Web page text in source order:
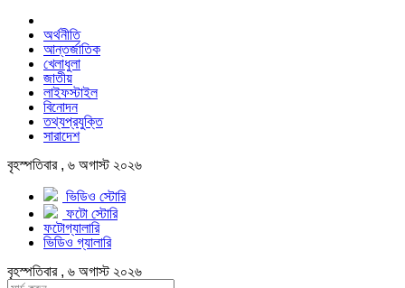
অর্থনীতি
আন্তর্জাতিক
খেলাধুলা
জাতীয়
লাইফস্টাইল
বিনোদন
তথ্যপ্রযুক্তি
সারাদেশ
বৃহস্পতিবার , ৬ অগাস্ট ২০২৬
ভিডিও স্টোরি
ফটো স্টোরি
ফটোগ্যালারি
ভিডিও গ্যালারি
বৃহস্পতিবার , ৬ অগাস্ট ২০২৬